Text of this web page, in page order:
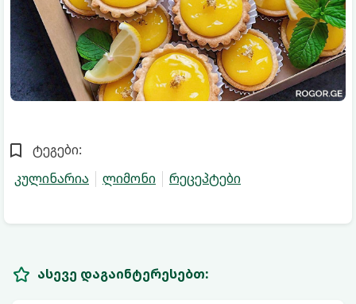
ტეგები:
კულინარია
ლიმონი რეცეპტები
ასევე დაგაინტერესებთ: